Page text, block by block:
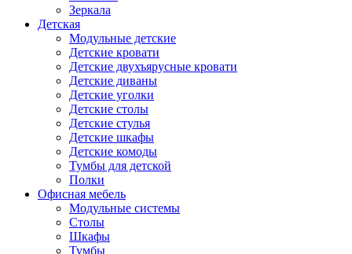
Зеркала
Детская
Модульные детские
Детские кровати
Детские двухъярусные кровати
Детские диваны
Детские уголки
Детские столы
Детские стулья
Детские шкафы
Детские комоды
Тумбы для детской
Полки
Офисная мебель
Модульные системы
Столы
Шкафы
Тумбы